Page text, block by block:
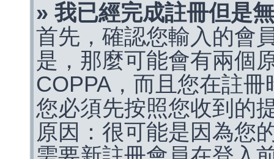
» 我已經完成註冊但是
首先，確認您輸入的會
是，那麼可能會有兩個
COPPA，而且您在註
您必須先按照您收到的
原因：很可能是因為您